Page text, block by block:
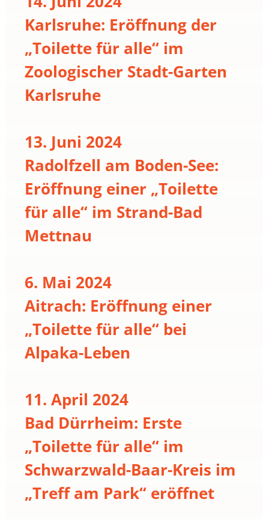
Karlsruhe: Eröffnung der
„Toilette für alle“ im
Zoologischer Stadt-Garten
Karlsruhe
13. Juni 2024
Radolfzell am Boden-See:
Eröffnung einer „Toilette
für alle“ im Strand-Bad
Mettnau
6. Mai 2024
Aitrach: Eröffnung einer
„Toilette für alle“ bei
Alpaka-Leben
11. April 2024
Bad Dürrheim: Erste
„Toilette für alle“ im
Schwarzwald-Baar-Kreis im
„Treff am Park“ eröffnet